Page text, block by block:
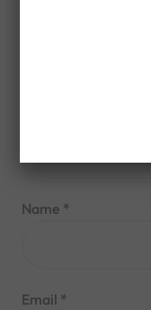
Name *
Email *